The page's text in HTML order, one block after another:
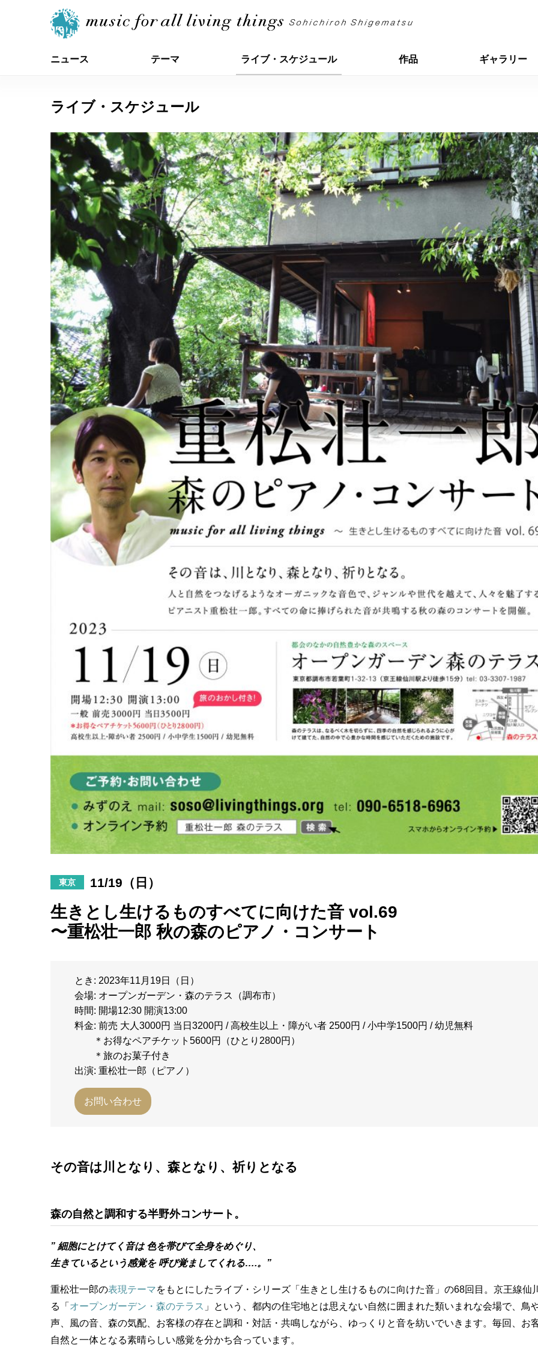
ニュース テーマ ライブ・スケジュール 作品 ギャラリー
ライブ・スケジュール
東京 11/19（日）
生きとし生けるものすべてに向けた音 vol.69
〜重松壮一郎 秋の森のピアノ・コンサート
とき: 2023年11月19日（日）
会場: オープンガーデン・森のテラス（調布市）
時間: 開場12:30 開演13:00
料金: 前売 大人3000円 当日3200円 / 高校生以上・障がい者 2500円 / 小中学1500円 / 幼児無料
＊お得なペアチケット5600円（ひとり2800円）
＊旅のお菓子付き
出演: 重松壮一郎（ピアノ）
お問い合わせ
その音は川となり、森となり、祈りとなる
森の自然と調和する半野外コンサート。
” 細胞にとけてく音は 色を帯びて全身をめぐり、
生きているという感覚を 呼び覚ましてくれる….。”
重松壮一郎の表現テーマをもとにしたライブ・シリーズ「生きとし生けるものに向けた音」の68回目。京王線仙
る「 オープンガーデン・森のテラス 」という、都内の住宅地とは思えない自然に囲まれた類いまれな会場で、鳥
声、風の音、森の気配、お客様の存在と調和・対話・共鳴しながら、ゆっくりと音を紡いでいきます。毎回、お
自然と一体となる素晴らしい感覚を分かち合っています。